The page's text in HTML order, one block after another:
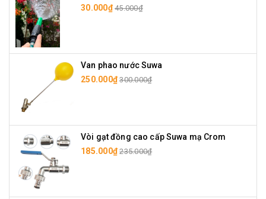
30.000₫ 45.000₫
Van phao nước Suwa
250.000₫ 300.000₫
Vòi gạt đồng cao cấp Suwa mạ Crom
185.000₫ 235.000₫